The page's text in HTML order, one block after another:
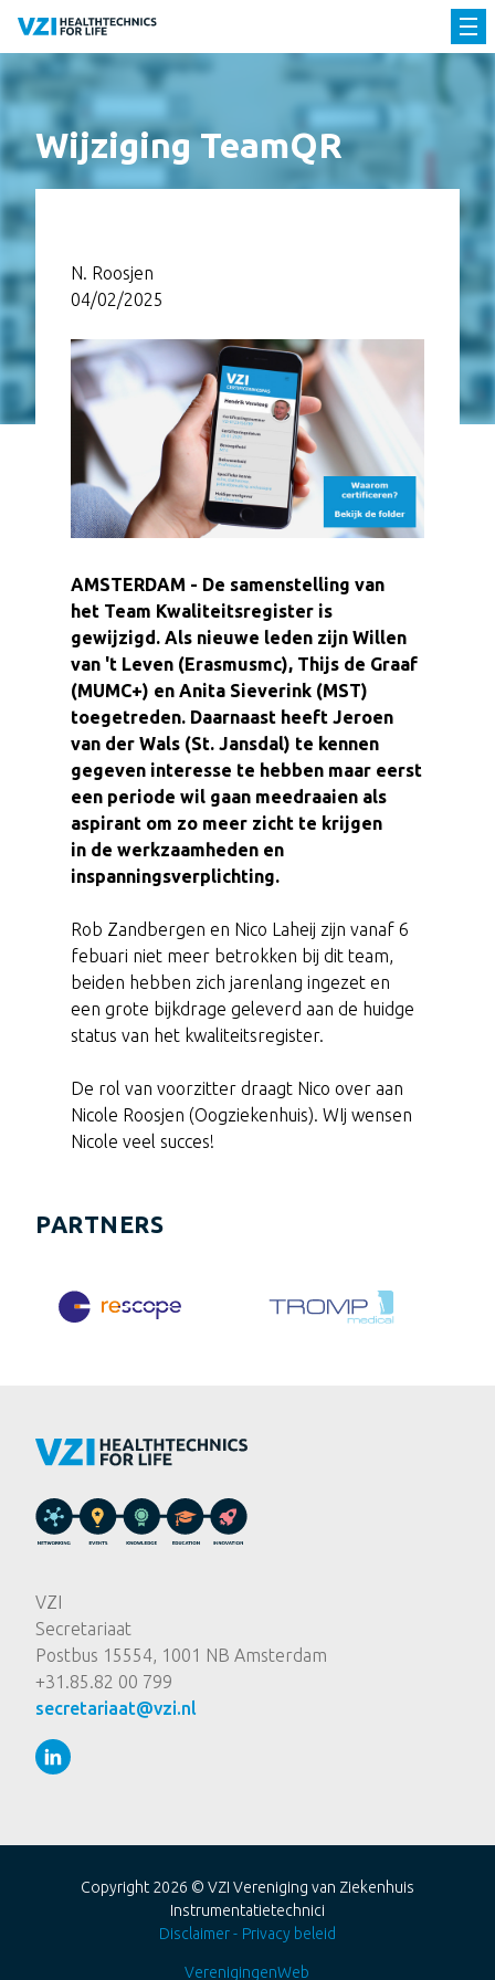
Wijziging TeamQR
N. Roosjen
04/02/2025
AMSTERDAM - De samenstelling van
het Team Kwaliteitsregister is
gewijzigd. Als nieuwe leden zijn Willen
van 't Leven (Erasmusmc), Thijs de Graaf
(MUMC+) en Anita Sieverink (MST)
toegetreden. Daarnaast heeft Jeroen
van der Wals (St. Jansdal) te kennen
gegeven interesse te hebben maar eerst
een periode wil gaan meedraaien als
aspirant om zo meer zicht te krijgen
in de werkzaamheden en
inspanningsverplichting.
Rob Zandbergen en Nico Laheij zijn vanaf 6
febuari niet meer betrokken bij dit team,
beiden hebben zich jarenlang ingezet en
een grote bijkdrage geleverd aan de huidge
status van het kwaliteitsregister.
De rol van voorzitter draagt Nico over aan
Nicole Roosjen (Oogziekenhuis). WIj wensen
Nicole veel succes!
PARTNERS
VZI
Secretariaat
Postbus 15554, 1001 NB Amsterdam
+31.85.82 00 799
secretariaat@vzi.nl
Copyright 2026 © VZI Vereniging van Ziekenhuis
Instrumentatietechnici
Disclaimer
Privacy beleid
VerenigingenWeb